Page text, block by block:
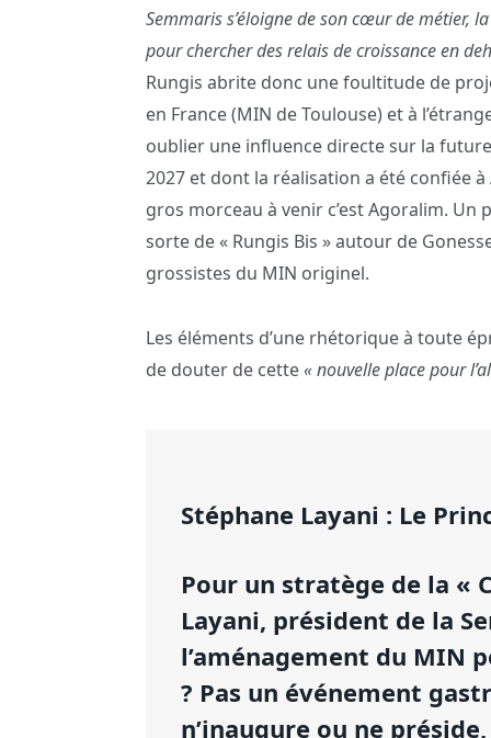
Semmaris s’éloigne de son cœur de métier,
pour chercher des relais de croissance en
Rungis abrite donc une foultitude de
en France (MIN de Toulouse) et à
oublier une influence directe sur la
2027 et dont la réalisation a été confiée
gros morceau à venir c’est Agoralim. Un
sorte de « Rungis Bis » autour de
grossistes du MIN originel.
Les éléments d’une rhétorique à toute
de douter de cette« nouvelle place pour
Stéphane Layani : Le
Pour un stratège de la «
Layani, président de la
l’aménagement du MIN
? Pas un événement
n’inaugure ou ne